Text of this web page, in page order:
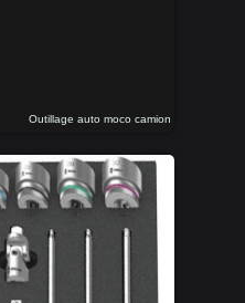
Outillage auto moco camion